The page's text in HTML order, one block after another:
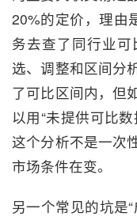
20%的定价，理由
务去查了同行业
选、调整和区间分
了可比区间内，但
以用“未提供可比
这个分析不是一次
市场条件在变。
另一个常见的坑是